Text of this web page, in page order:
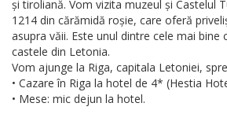
și tiroliană. Vom vizita muzeul și Castelul
1214 din cărămidă roșie, care oferă
asupra văii. Este unul dintre cele mai bine
castele din Letonia.
Vom ajunge la Riga, capitala Letoniei,
• Cazare în Riga la hotel de 4* (Hestia
• Mese: mic dejun la hotel.